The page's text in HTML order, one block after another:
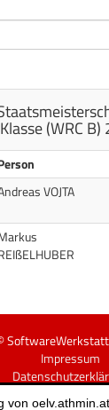
(WRC
VOJTA
- M
Impressum
von